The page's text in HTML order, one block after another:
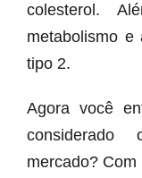
colesterol.
metabolismo e
tipo 2.
Agora você
mercado?